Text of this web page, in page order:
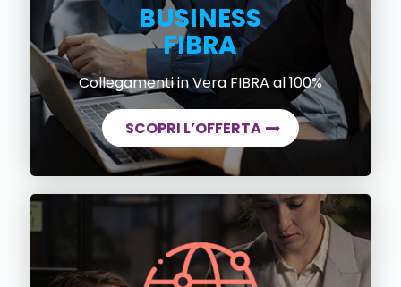
BUSINESS
FIBRA
Collegamenti in Vera FIBRA al 100%
SCOPRI L’OFFERTA